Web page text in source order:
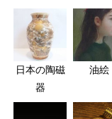
日本の陶磁
器
油絵